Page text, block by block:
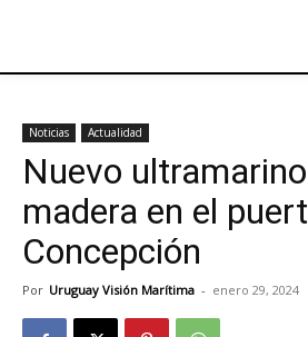
Noticias Actualidad
Nuevo
madera en el
Concepción
Por Uruguay Visión Marítima - enero 29, 2024